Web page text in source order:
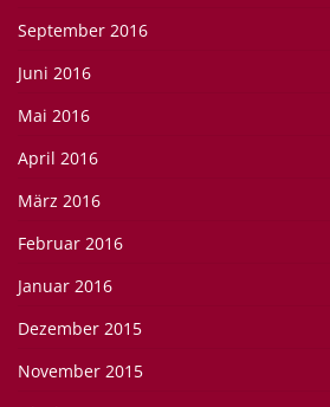
September 2016
Juni 2016
Mai 2016
April 2016
März 2016
Februar 2016
Januar 2016
Dezember 2015
November 2015